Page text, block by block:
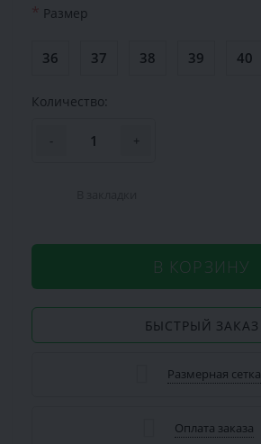
* Размер
36 37 38 39 40
Количество:
- +
В КОРЗИНУ
БЫСТРЫЙ ЗАКАЗ
Размерная сетка
Оплата заказа